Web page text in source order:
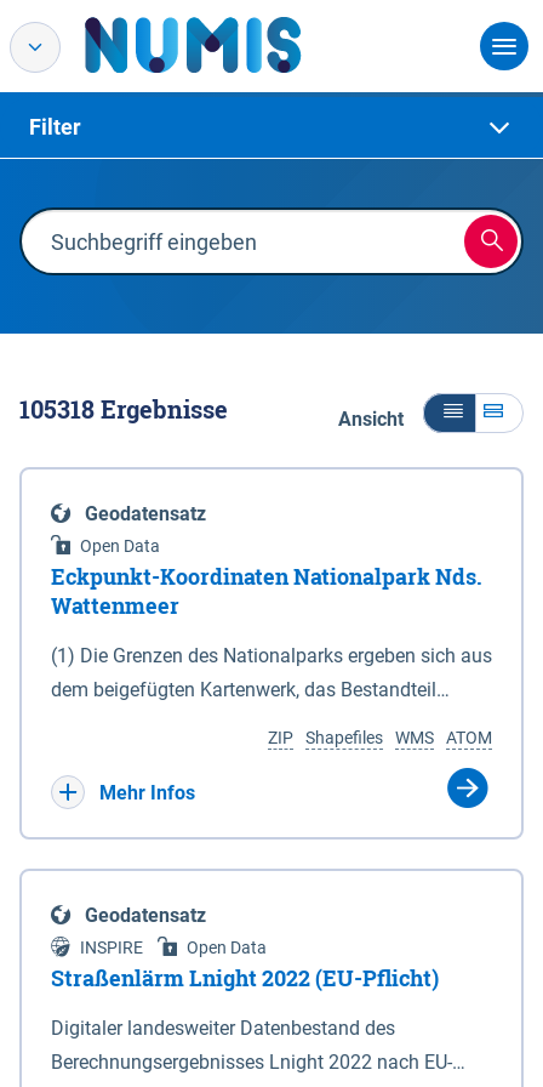
Filter
105318Ergebnisse Ansicht
Geodatensatz
Open Data
Eckpunkt-Koordinaten Nationalpark Nds.
Wattenmeer
(1) Die Grenzen des Nationalparks ergeben sich aus
dem beigefügten Kartenwerk, das Bestandteil
(DTK) im Maßstab 1 : 100 000 (Anlage 2), 2.
verkleinerte Amtliche Karte 1 : 5 000 (AK5) im
projizierte Koordinaten im Europäischen
Terrestrischen Referenzsystem 1989 (ETRS 89) mit
der Universalen Transversalen Mercator-Abbildung
bezogen auf die Zone 32 N (UTM 32N) dargestellt
(Anlage 4); Gleiches gilt für die geografischen
ATOM
WMS
Shapefiles
ZIP
Mehr Infos
Geodatensatz
INSPIRE Open Data
Straßenlärm Lnight 2022 (EU-Pflicht)
Digitaler landesweiter Datenbestand des
Berechnungsergebnisses Lnight 2022 nach EU-